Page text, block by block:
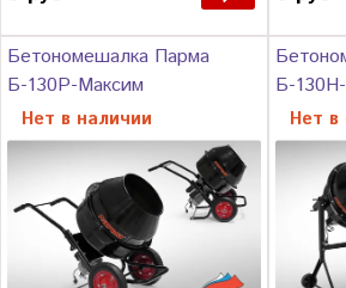
Бетономешалка Парма
Б-130Р-Максим
Нет в наличии
Б-
Нет в